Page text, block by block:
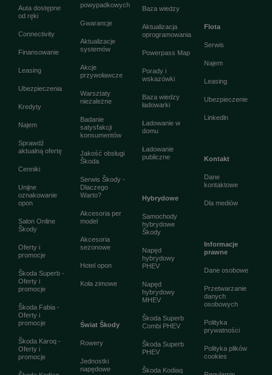
Auta dostępne
od ręki
Connectivity
Finansowanie
Leasing
Ubezpieczenia
Kredyty
Najem
Sprawdź
aktualną ofertę
Cenniki
Unijne
oznakowanie
opon
Salon Online
Škody
Oferty i
promocje
Škoda Superb -
Oferty i
promocje
Škoda Fabia -
Oferty i
promocje
Škoda Karoq -
Oferty i
promocje
powypadkowych
Gwarancje
Aktualizacje
systemów
Akcje
przywoławcze
Warsztaty
niezależne
Badanie
satysfakcji
konsumentów
Jakość obsługi
Škoda
Serwis Škody -
Dlaczego
Warto?
Akcesoria per
model
Akcesoria
sezonowe
Hotel opon
Koła zimowe
Świat Škody
Rowery
Jednostki
napędowe
Baza wiedzy
Aktualizacja
oprogramowania
Powerpass Map
Porady i
wskazówki
Baza wiedzy
ładowarki
Ładowanie w
domu
Ładowanie
publiczne
Hybrydowe
Samochody
hybrydowe
Škody
Napęd
hybrydowy
PHEV
Napęd
hybrydowy
MHEV
Škoda Superb
Combi PHEV
Škoda Superb
PHEV
Škoda Kodiaq
Flota
Serwis
Najem
Leasing
Ubezpieczenie
Linkedln
Kontakt
Dane
kontaktowe
Dla mediów
Informacje
prawne
Dane osobowe
Przetwarzanie
danych
osobowych
Polityka
prywatności
Polityka plików
cookies